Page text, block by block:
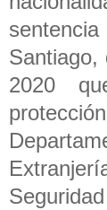
sentencia
Santiago,
2020